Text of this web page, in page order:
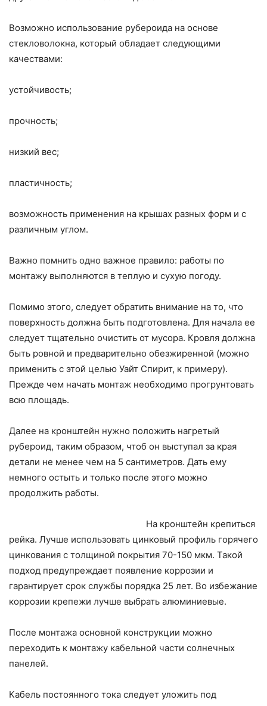
Возможно использование рубероида на основе
стекловолокна, который обладает следующими
качествами:
устойчивость;
прочность;
низкий вес;
пластичность;
возможность применения на крышах разных форм и с
различным углом.
Важно помнить одно важное правило: работы по
монтажу выполняются в теплую и сухую погоду.
Помимо этого, следует обратить внимание на то, что
поверхность должна быть подготовлена. Для начала ее
следует тщательно очистить от мусора. Кровля должна
быть ровной и предварительно обезжиренной (можно
применить с этой целью Уайт Спирит, к примеру).
Прежде чем начать монтаж необходимо прогрунтовать
всю площадь.
Далее на кронштейн нужно положить нагретый
рубероид, таким образом, чтоб он выступал за края
детали не менее чем на 5 сантиметров. Дать ему
немного остыть и только после этого можно
продолжить работы.
На кронштейн крепиться
рейка. Лучше использовать цинковый профиль горячего
цинкования с толщиной покрытия 70-150 мкм. Такой
подход предупреждает появление коррозии и
гарантирует срок службы порядка 25 лет. Во избежание
коррозии крепежи лучше выбрать алюминиевые.
После монтажа основной конструкции можно
переходить к монтажу кабельной части солнечных
панелей.
Кабель постоянного тока следует уложить под